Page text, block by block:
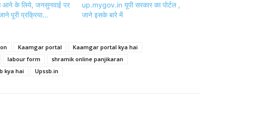
आने के लिये, जनसुनवाई पर
पूरी प्रक्रिया…
up.mygov.in यूपी सरकार का पोर्टल ,
जाने इसके बारे में
Kaamgar portal
Kaamgar portal kya hai
labour form
shramik online panjikaran
kya hai Upssb.in